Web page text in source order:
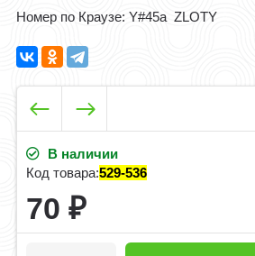
Номер по Краузе: Y#45а ZLOTY
В наличии
Код товара:529-536
70₽